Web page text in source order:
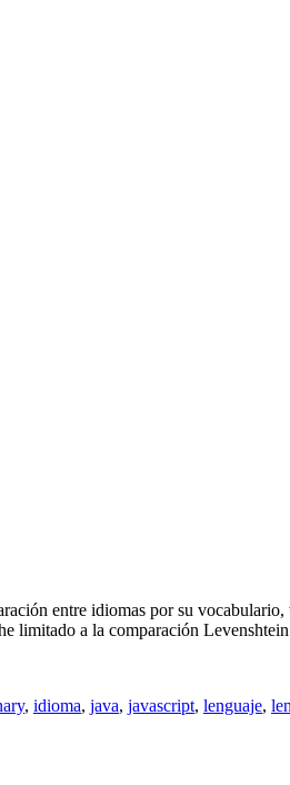
entre idiomas por su
limitado a la comparación
, idioma, java, javascript, lenguaje,